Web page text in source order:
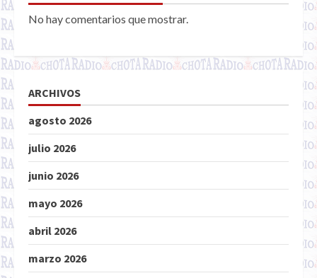
No hay comentarios que mostrar.
ARCHIVOS
agosto 2026
julio 2026
junio 2026
mayo 2026
abril 2026
marzo 2026